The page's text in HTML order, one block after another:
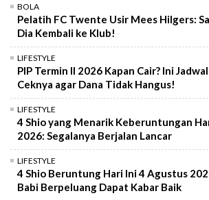
BOLA
Pelatih FC Twente Usir Mees Hilgers:
Dia Kembali ke Klub!
LIFESTYLE
PIP Termin II 2026 Kapan Cair? Ini
Ceknya agar Dana Tidak Hangus!
LIFESTYLE
4 Shio yang Menarik Keberuntungan
2026: Segalanya Berjalan Lancar
LIFESTYLE
4 Shio Beruntung Hari Ini 4 Agustus
Babi Berpeluang Dapat Kabar Baik